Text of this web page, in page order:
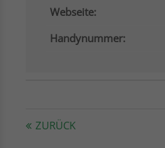
Webseite:
Handynummer:
ZURÜCK